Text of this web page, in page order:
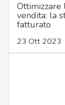
Ottimizzare
vendita: la
fatturato
23 Ott 2023